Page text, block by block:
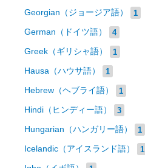
Georgian（ジョージア語） 1
German（ドイツ語） 4
Greek（ギリシャ語） 1
Hausa（ハウサ語） 1
Hebrew（ヘブライ語） 1
Hindi（ヒンディー語） 3
Hungarian（ハンガリー語） 1
Icelandic（アイスランド語） 1